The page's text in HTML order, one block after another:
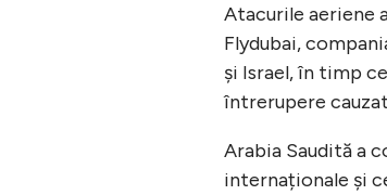
Atacurile aeriene
Flydubai,
și Israel, în timp
întrerupere
Arabia Saudită a
internaționale și